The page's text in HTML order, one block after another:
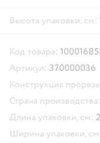
Высота упаковки, см:
Код товара:
Артикул: 370000036
Конструкция
Страна производства:
Длина упаковки, см: 2
Ширина упаковки, см: